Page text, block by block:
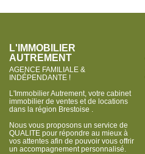
L'IMMOBILIER
AUTREMENT
AGENCE FAMILIALE &
INDÉPENDANTE !
L'Immobilier Autrement, votre cabinet
immobilier de ventes et de locations
dans la région Brestoise .
Nous vous proposons un service de
QUALITE pour répondre au mieux à
vos attentes afin de pouvoir vous offrir
un accompagnement personnalisé.